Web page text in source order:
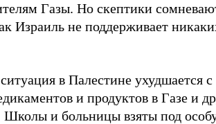
Газы. Но скептики
Израиль не поддерживает
в Палестине ухудшается с
и продуктов в Газе и
Школы и больницы взяты под